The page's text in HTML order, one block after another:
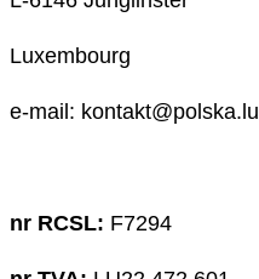
Luxembourg
e-mail: kontakt@polska.lu
nr RCSL: F7294